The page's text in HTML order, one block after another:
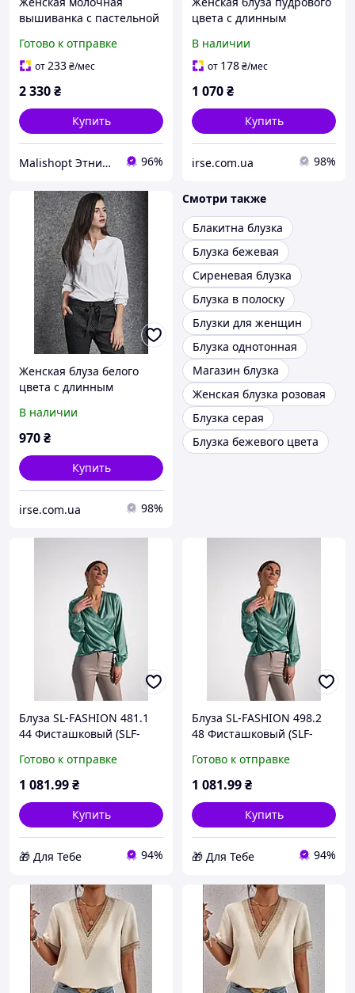
вышиванка с пастельной
голубых и коричневых
тонах
Готово к отправке
от233₴/мес
2 330₴
Купить
Malishopt Этническая одежда и головные уборы, все для крещения 96%
цвета с длинным
Enny, Польша
В наличии
от 178₴/мес
1 070₴
Купить
irse.com.ua 98%
Женская блуза белого
цвета с длинным
Enny, Польша
В наличии
970₴
Купить
irse.com.ua 98%
Смотри также
Блакитна блузка
Блузка бежевая
Сиреневая блузка
Блузка в полоску
Блузки для женщин
Блузка однотонная
Магазин блузка
Женская блузка розовая
Блузка серая
Блузка бежевого цвета
Блуза SL-FASHION 481.1
44 Фисташковый (SLF-
Готово к отправке
1 081.99₴
Купить
🎁 Для Тебе 94%
Блуза SL-FASHION 498.2
48 Фисташковый (SLF-
Готово к отправке
1 081.99₴
Купить
🎁 Для Тебе 94%